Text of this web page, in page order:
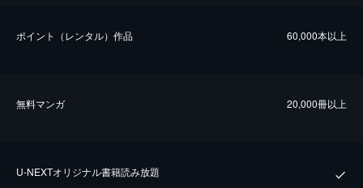
ポイント（レンタル）作品 60,000本以上
無料マンガ 20,000冊以上
U-NEXTオリジナル書籍読み放題